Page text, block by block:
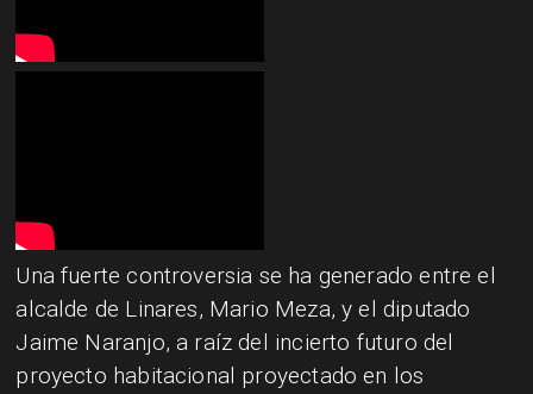
Una fuerte controversia se ha generado entre el
alcalde de Linares, Mario Meza, y el diputado
Jaime Naranjo, a raíz del incierto futuro del
proyecto habitacional proyectado en los